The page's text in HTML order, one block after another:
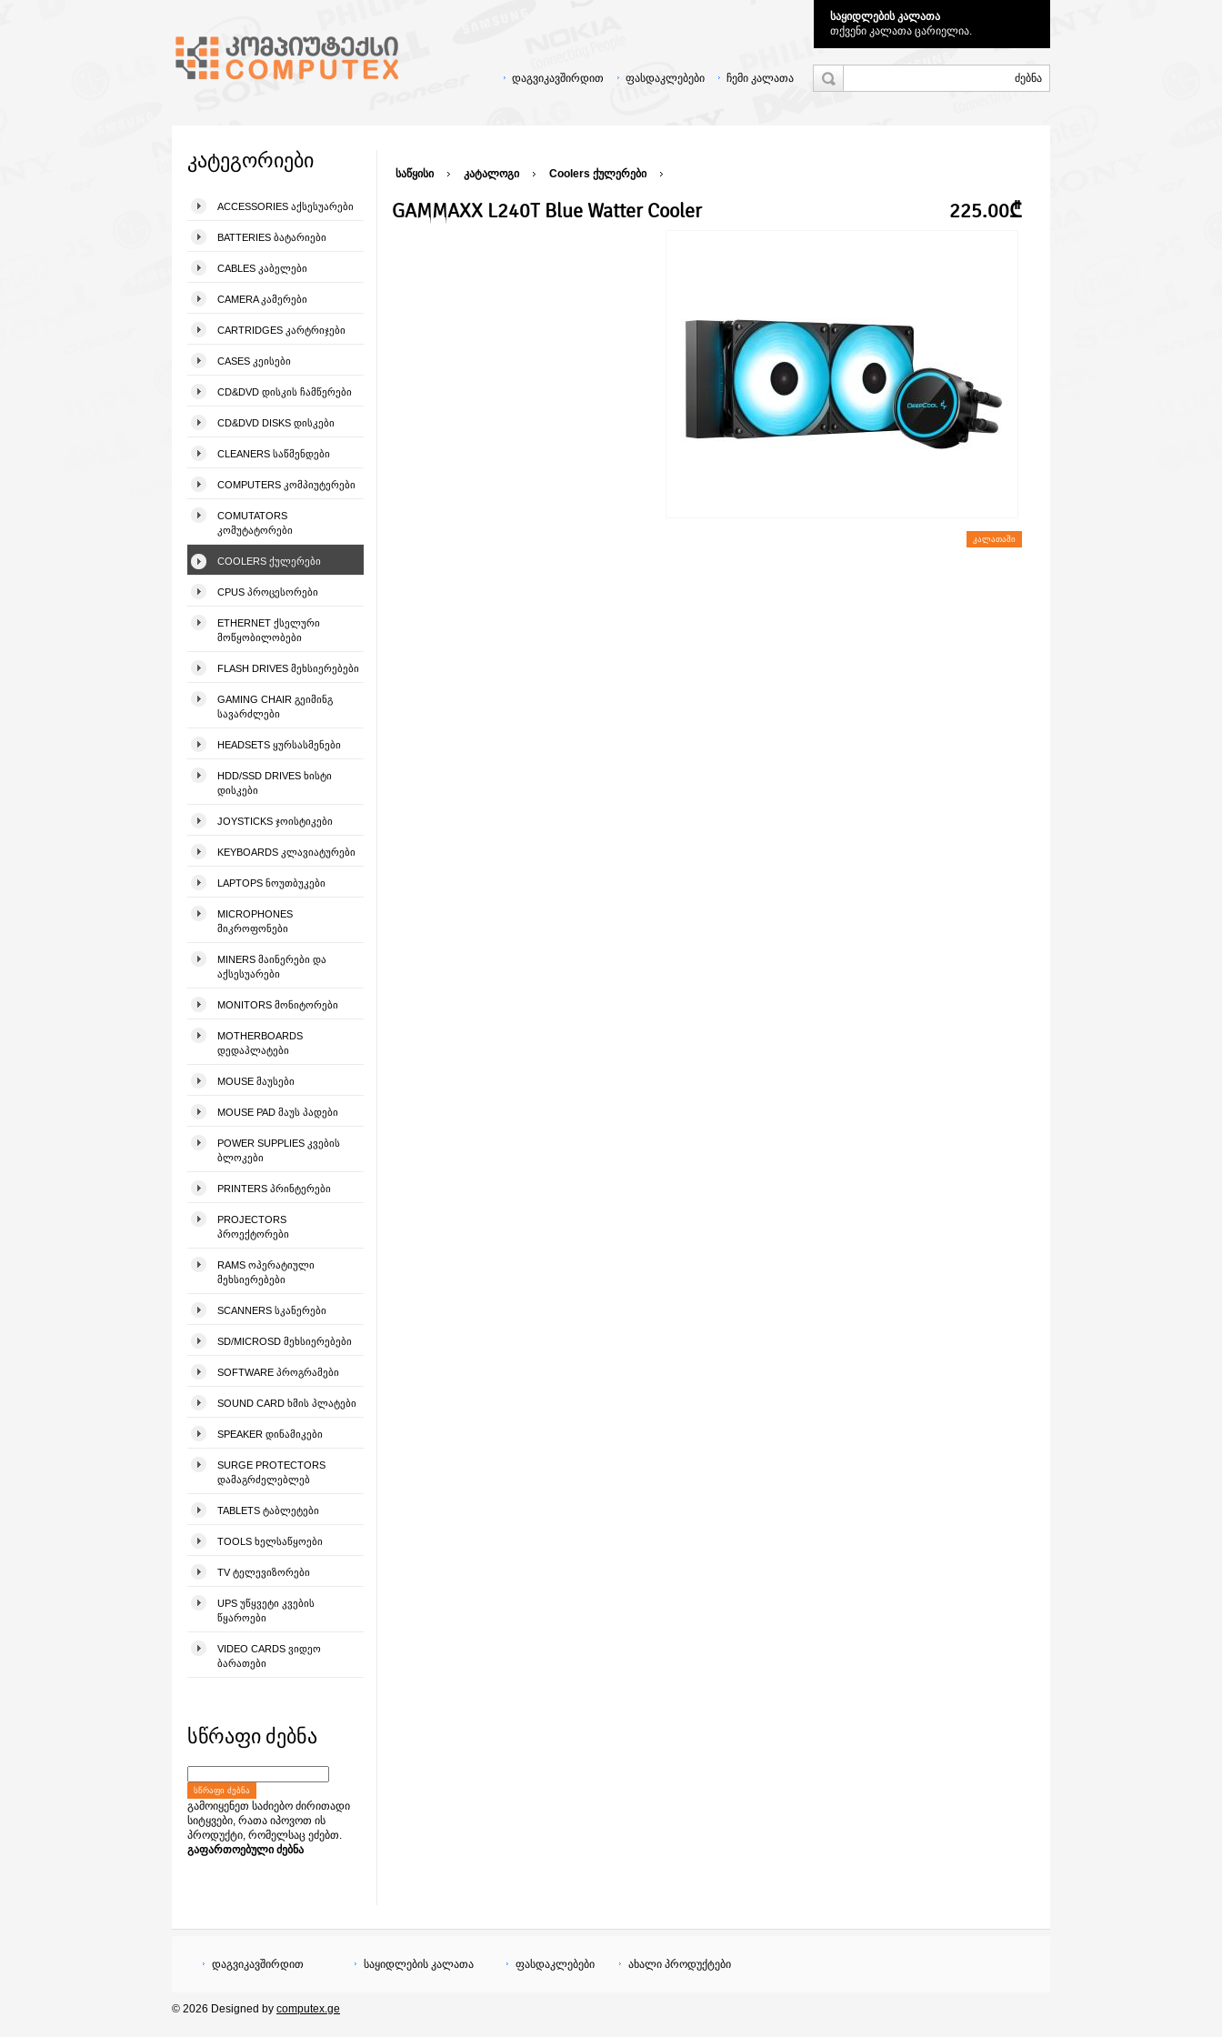
საყიდლების კალათა
თქვენი კალათა ცარიელია.
ჩემი კალათა
ფასდაკლებები
დაგვიკავშირდით
კატეგორიები
ACCESSORIES ᲐᲥᲡᲔᲡᲣᲐᲠᲔᲑᲘ
BATTERIES ᲑᲐᲢᲐᲠᲘᲔᲑᲘ
CABLES ᲙᲐᲑᲔᲚᲔᲑᲘ
CAMERA ᲙᲐᲛᲔᲠᲔᲑᲘ
CARTRIDGES ᲙᲐᲠᲢᲠᲘᲯᲔᲑᲘ
CASES ᲙᲔᲘᲡᲔᲑᲘ
CD&DVD ᲓᲘᲡᲙᲘᲡ ᲩᲐᲛᲬᲔᲠᲔᲑᲘ
CD&DVD DISKS ᲓᲘᲡᲙᲔᲑᲘ
CLEANERS ᲡᲐᲬᲛᲔᲜᲓᲔᲑᲘ
COMPUTERS ᲙᲝᲛᲞᲘᲣᲢᲔᲠᲔᲑᲘ
COMUTATORS
ᲙᲝᲛᲣᲢᲐᲢᲝᲠᲔᲑᲘ
COOLERS ᲥᲣᲚᲔᲠᲔᲑᲘ
CPUS ᲞᲠᲝᲪᲔᲡᲝᲠᲔᲑᲘ
ETHERNET ᲥᲡᲔᲚᲣᲠᲘ
ᲛᲝᲬᲧᲝᲑᲘᲚᲝᲑᲔᲑᲘ
FLASH DRIVES ᲛᲔᲮᲡᲘᲔᲠᲔᲑᲔᲑᲘ
GAMING CHAIR ᲒᲔᲘᲛᲘᲜᲒ
ᲡᲐᲕᲐᲠᲫᲚᲔᲑᲘ
HEADSETS ᲧᲣᲠᲡᲐᲡᲛᲔᲜᲔᲑᲘ
HDD/SSD DRIVES ᲮᲘᲡᲢᲘ
ᲓᲘᲡᲙᲔᲑᲘ
JOYSTICKS ᲯᲝᲘᲡᲢᲘᲙᲔᲑᲘ
KEYBOARDS ᲙᲚᲐᲕᲘᲐᲢᲣᲠᲔᲑᲘ
LAPTOPS ᲜᲝᲣᲗᲑᲣᲙᲔᲑᲘ
MICROPHONES
ᲛᲘᲙᲠᲝᲤᲝᲜᲔᲑᲘ
MINERS ᲛᲐᲘᲜᲔᲠᲔᲑᲘ ᲓᲐ
ᲐᲥᲡᲔᲡᲣᲐᲠᲔᲑᲘ
MONITORS ᲛᲝᲜᲘᲢᲝᲠᲔᲑᲘ
MOTHERBOARDS
ᲓᲔᲓᲐᲞᲚᲐᲢᲔᲑᲘ
MOUSE ᲛᲐᲣᲡᲔᲑᲘ
MOUSE PAD ᲛᲐᲣᲡ ᲞᲐᲓᲔᲑᲘ
POWER SUPPLIES ᲙᲕᲔᲑᲘᲡ
ᲑᲚᲝᲙᲔᲑᲘ
PRINTERS ᲞᲠᲘᲜᲢᲔᲠᲔᲑᲘ
PROJECTORS
ᲞᲠᲝᲔᲥᲢᲝᲠᲔᲑᲘ
RAMS ᲝᲞᲔᲠᲐᲢᲘᲣᲚᲘ
ᲛᲔᲮᲡᲘᲔᲠᲔᲑᲔᲑᲘ
SCANNERS ᲡᲙᲐᲜᲔᲠᲔᲑᲘ
SD/MICROSD ᲛᲔᲮᲡᲘᲔᲠᲔᲑᲔᲑᲘ
SOFTWARE ᲞᲠᲝᲒᲠᲐᲛᲔᲑᲘ
SOUND CARD ᲮᲛᲘᲡ ᲞᲚᲐᲢᲔᲑᲘ
SPEAKER ᲓᲘᲜᲐᲛᲘᲙᲔᲑᲘ
SURGE PROTECTORS
ᲓᲐᲛᲐᲒᲠᲫᲔᲚᲔᲑᲚᲔᲑ
TABLETS ᲢᲐᲑᲚᲔᲢᲔᲑᲘ
TOOLS ᲮᲔᲚᲡᲐᲬᲧᲝᲔᲑᲘ
TV ᲢᲔᲚᲔᲕᲘᲖᲝᲠᲔᲑᲘ
UPS ᲣᲬᲧᲕᲔᲢᲘ ᲙᲕᲔᲑᲘᲡ
ᲬᲧᲐᲠᲝᲔᲑᲘ
VIDEO CARDS ᲕᲘᲓᲔᲝ
ᲑᲐᲠᲐᲗᲔᲑᲘ
სწრაფი ძებნა
ᲡᲬᲠᲐᲤᲘ ᲫᲔᲑᲜᲐ
გამოიყენეთ საძიებო ძირითადი
სიტყვები, რათა იპოვოთ ის
პროდუქტი, რომელსაც ეძებთ.
გაფართოებული ძებნა
საწყისი კატალოგი Coolers ქულერები
GAMMAXX L240T Blue Watter Cooler 225.00₾
ᲙᲐᲚᲐᲗᲐᲨᲘ
დაგვიკავშირდით საყიდლების კალათა ფასდაკლებები ახალი პროდუქტები
© 2026 Designed by computex.ge